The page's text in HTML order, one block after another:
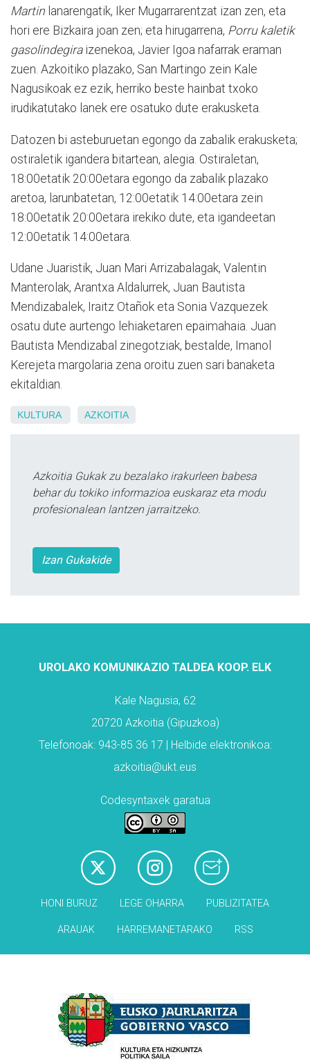
Martin lanarengatik, Iker Mugarrarentzat izan zen, eta
hori ere Bizkaira joan zen; eta hirugarrena, Porru kaletik
gasolindegira izenekoa, Javier Igoa nafarrak eraman
zuen. Azkoitiko plazako, San Martingo zein Kale
Nagusikoak ez ezik, herriko beste hainbat txoko
irudikatutako lanek ere osatuko dute erakusketa.
Datozen bi asteburuetan egongo da zabalik erakusketa;
ostiraletik igandera bitartean, alegia. Ostiraletan,
18:00etatik 20:00etara egongo da zabalik plazako
aretoa, larunbatetan, 12:00etatik 14:00etara zein
18:00etatik 20:00etara irekiko dute, eta igandeetan
12:00etatik 14:00etara.
Udane Juaristik, Juan Mari Arrizabalagak, Valentin
Manterolak, Arantxa Aldalurrek, Juan Bautista
Mendizabalek, Iraitz Otañok eta Sonia Vazquezek
osatu dute aurtengo lehiaketaren epaimahaia. Juan
Bautista Mendizabal zinegotziak, bestalde, Imanol
Kerejeta margolaria zena oroitu zuen sari banaketa
ekitaldian.
KULTURA AZKOITIA
Azkoitia Gukak zu bezalako irakurleen babesa
behar du tokiko informazioa euskaraz eta modu
profesionalean lantzen jarraitzeko.
Izan Gukakide
UROLAKO KOMUNIKAZIO TALDEA KOOP. ELK
Kale Nagusia, 62
20720 Azkoitia (Gipuzkoa)
Telefonoak: 943-85 36 17 | Helbide elektronikoa:
azkoitia@ukt.eus
Codesyntaxek garatua
HONI BURUZ LEGE OHARRA PUBLIZITATEA
ARAUAK HARREMANETARAKO RSS